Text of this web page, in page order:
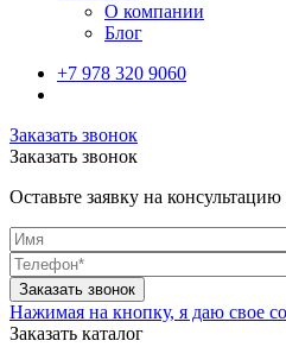
О компании
Блог
+7 978 320 9060
Заказать звонок
Заказать звонок
Оставьте заявку на
Нажимая на кнопку, я даю свое
Заказать каталог